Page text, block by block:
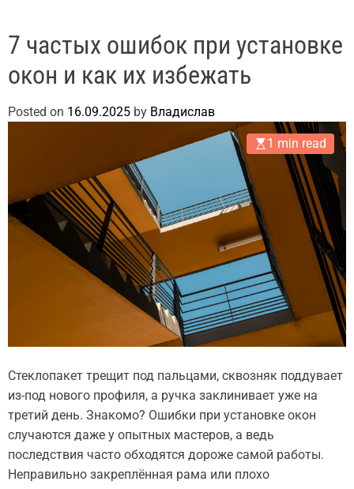
7 частых ошибок при установке
окон и как их избежать
Posted on 16.09.2025 by Владислав
1 min read
Стеклопакет трещит под пальцами, сквозняк поддувает
из-под нового профиля, а ручка заклинивает уже на
третий день. Знакомо? Ошибки при установке окон
случаются даже у опытных мастеров, а ведь
последствия часто обходятся дороже самой работы.
Неправильно закреплённая рама или плохо